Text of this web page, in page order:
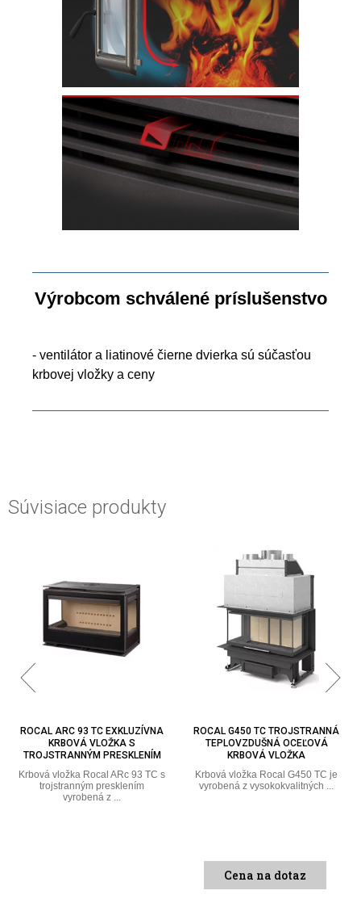
Výrobcom schválené príslušenstvo
- ventilátor a liatinové čierne dvierka sú súčasťou
krbovej vložky a ceny
Súvisiace produkty
ROCAL ARC 93 TC EXKLUZÍVNA
KRBOVÁ VLOŽKA S
TROJSTRANNÝM PRESKLENÍM
Krbová vložka Rocal ARc 93 TC s
trojstranným presklením
vyrobená z ...
ROCAL G450 TC TROJSTRANNÁ
TEPLOVZDUŠNÁ OCEĽOVÁ
KRBOVÁ VLOŽKA
Krbová vložka Rocal G450 TC je
vyrobená z vysokokvalitných ...
Cena na dotaz